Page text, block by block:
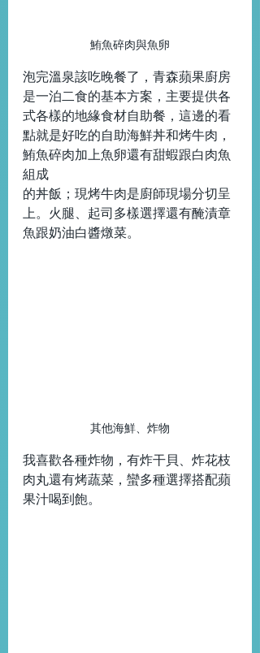
鮪魚碎肉與魚卵
泡完溫泉該吃晚餐了，青森蘋果廚房
是一泊二食的基本方案，主要提供各
式各樣的地緣食材自助餐，這邊的看
點就是好吃的自助海鮮丼和烤牛肉，
鮪魚碎肉加上魚卵還有甜蝦跟白肉魚
組成
的丼飯；現烤牛肉是廚師現場分切呈
上。火腿、起司多樣選擇還有醃漬章
魚跟奶油白醬燉菜。
其他海鮮、炸物
我喜歡各種炸物，有炸干貝、炸花枝
肉丸還有烤蔬菜，蠻多種選擇搭配蘋
果汁喝到飽。